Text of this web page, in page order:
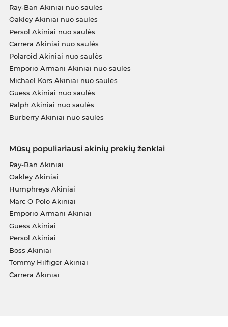
Ray-Ban Akiniai nuo saulės
Oakley Akiniai nuo saulės
Persol Akiniai nuo saulės
Carrera Akiniai nuo saulės
Polaroid Akiniai nuo saulės
Emporio Armani Akiniai nuo saulės
Michael Kors Akiniai nuo saulės
Guess Akiniai nuo saulės
Ralph Akiniai nuo saulės
Burberry Akiniai nuo saulės
Mūsų populiariausi akinių prekių ženklai
Ray-Ban Akiniai
Oakley Akiniai
Humphreys Akiniai
Marc O Polo Akiniai
Emporio Armani Akiniai
Guess Akiniai
Persol Akiniai
Boss Akiniai
Tommy Hilfiger Akiniai
Carrera Akiniai